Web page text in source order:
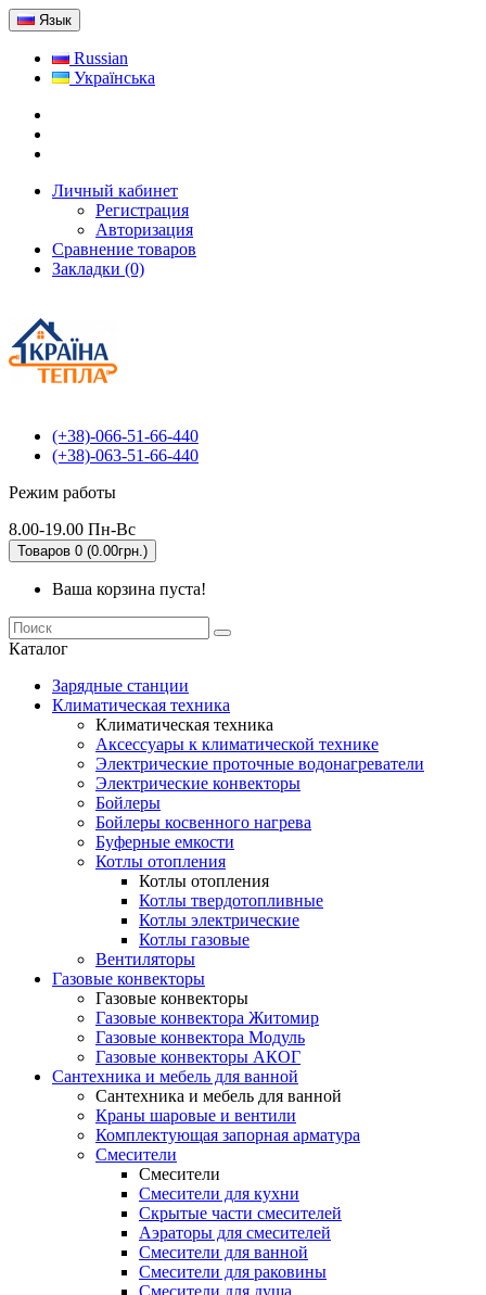
Язык
Russian
Українська
Личный кабинет
Регистрация
Авторизация
Сравнение товаров
Закладки (0)
(+38)-066-51-66-440
(+38)-063-51-66-440
Режим работы
8.00-19.00 Пн-Вс
Товаров 0 (0.00грн.)
Ваша корзина пуста!
Каталог
Зарядные станции
Климатическая техника
Климатическая техника
Аксессуары к климатической технике
Электрические проточные водонагреватели
Электрические конвекторы
Бойлеры
Бойлеры косвенного нагрева
Буферные емкости
Котлы отопления
Котлы отопления
Котлы твердотопливные
Котлы электрические
Котлы газовые
Вентиляторы
Газовые конвекторы
Газовые конвекторы
Газовые конвектора Житомир
Газовые конвектора Модуль
Газовые конвекторы АКОГ
Сантехника и мебель для ванной
Сантехника и мебель для ванной
Краны шаровые и вентили
Комплектующая запорная арматура
Смесители
Смесители
Смесители для кухни
Скрытые части смесителей
Аэраторы для смесителей
Смесители для ванной
Смесители для раковины
Смесители для душа